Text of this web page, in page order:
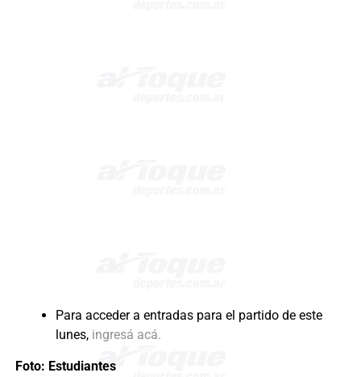
Para acceder a entradas para el partido de este
lunes,ingresá acá.
Foto: Estudiantes